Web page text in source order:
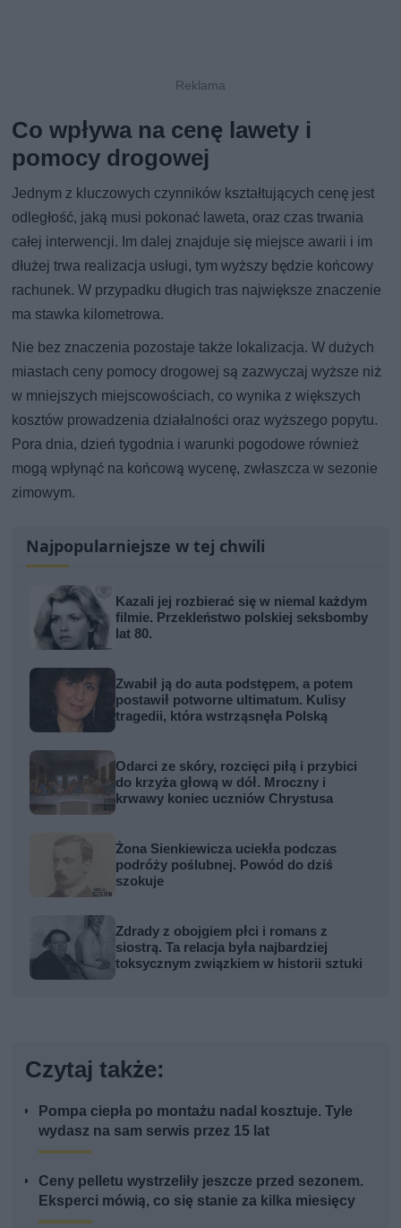
Co wpływa na cenę lawety i
pomocy drogowej
Jednym z kluczowych czynników kształtujących cenę jest
odległość, jaką musi pokonać laweta, oraz czas trwania
całej interwencji. Im dalej znajduje się miejsce awarii i im
dłużej trwa realizacja usługi, tym wyższy będzie końcowy
rachunek. W przypadku długich tras największe znaczenie
ma stawka kilometrowa.
Nie bez znaczenia pozostaje także lokalizacja. W dużych
miastach ceny pomocy drogowej są zazwyczaj wyższe niż
w mniejszych miejscowościach, co wynika z większych
kosztów prowadzenia działalności oraz wyższego popytu.
Pora dnia, dzień tygodnia i warunki pogodowe również
mogą wpłynąć na końcową wycenę, zwłaszcza w sezonie
zimowym.
Najpopularniejsze w tej chwili
Kazali jej rozbierać się w niemal każdym
filmie. Przekleństwo polskiej seksbomby
lat 80.
Zwabił ją do auta podstępem, a potem
postawił potworne ultimatum. Kulisy
tragedii, która wstrząsnęła Polską
Odarci ze skóry, rozcięci piłą i przybici
do krzyża głową w dół. Mroczny i
krwawy koniec uczniów Chrystusa
Żona Sienkiewicza uciekła podczas
podróży poślubnej. Powód do dziś
szokuje
Zdrady z obojgiem płci i romans z
siostrą. Ta relacja była najbardziej
toksycznym związkiem w historii sztuki
Czytaj także:
Pompa ciepła po montażu nadal kosztuje. Tyle
wydasz na sam serwis przez 15 lat
Ceny pelletu wystrzeliły jeszcze przed sezonem.
Eksperci mówią, co się stanie za kilka miesięcy